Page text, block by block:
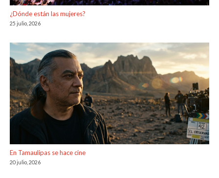
¿Dónde están las mujeres?
25 julio, 2026
En Tamaulipas se hace cine
20 julio, 2026